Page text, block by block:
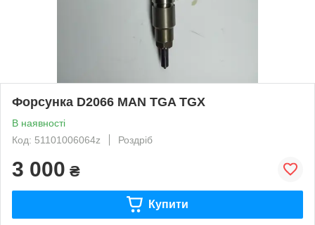
Форсунка D2066 MAN TGA TGX
В наявності
Код: 51101006064z
Роздріб
3 000 ₴
Купити